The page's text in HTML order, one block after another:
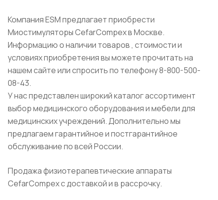
Компания ESM предлагает приобрести
Миостимуляторы CefarCompex в Москве.
Информацию о наличии товаров , стоимости и
условиях приобретения вы можете прочитать на
нашем сайте или спросить по телефону 8-800-500-
08-43.
У нас представлен широкий каталог ассортимент
выбор медицинского оборудования и мебели для
медицинских учреждений. Дополнительно мы
предлагаем гарантийное и постгарантийное
обслуживание по всей России.
Продажа физиотерапевтические аппараты
CefarCompex с доставкой и в рассрочку.